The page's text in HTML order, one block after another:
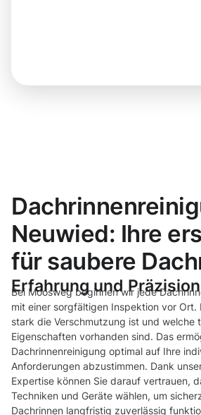
Neuwied: Ihre
für saubere
Erfahrung und Präzision
Bei Moosweg beginnen wir jede
mit einer sorgfältigen Inspektion vor Ort.
stark die Verschmutzung ist und welche
Eigenschaften vorhanden sind. Das
Dachrinnenreinigung optimal auf Ihre
Anforderungen abzustimmen. Dank
Expertise können Sie darauf vertrauen,
Techniken und Geräte wählen, um
Dachrinnen langfristig zuverlässig